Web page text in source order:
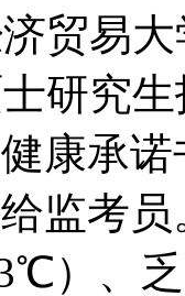
济贸易
士研究
康承
监考
）、